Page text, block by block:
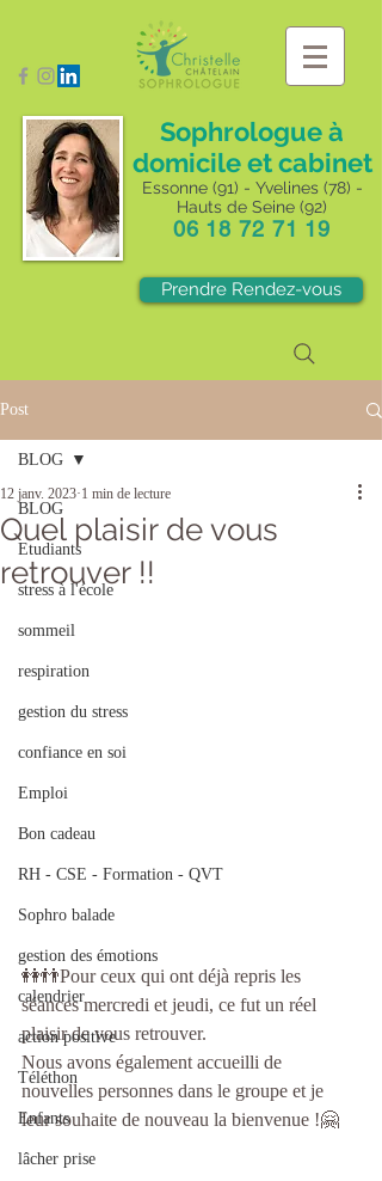
Sophrologue à
domicile et cabinet
Essonne (91) - Yvelines (78) -
Hauts de Seine (92)
06 18 72 71 19
Prendre Rendez-vous
Post
BLOG
Etudiants
stress à l'école
sommeil
respiration
gestion du stress
confiance en soi
Emploi
Bon cadeau
RH - CSE - Formation - QVT
Sophro balade
gestion des émotions
calendrier
action positive
Téléthon
Enfants
lâcher prise
BLOG
Quel plaisir de vous
retrouver !!
12 janv. 2023 1 min de lecture
👭👬Pour ceux qui ont déjà repris les
séances mercredi et jeudi, ce fut un réel
plaisir de vous retrouver.
Nous avons également accueilli de
nouvelles personnes dans le groupe et je
leur souhaite de nouveau la bienvenue !🤗